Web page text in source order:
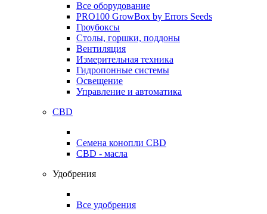
Все оборудование
PRO100 GrowBox by Errors Seeds
Гроубоксы
Столы, горшки, поддоны
Вентиляция
Измерительная техника
Гидропонные системы
Освещение
Управление и автоматика
CBD
Семена конопли CBD
CBD - масла
Удобрения
Все удобрения